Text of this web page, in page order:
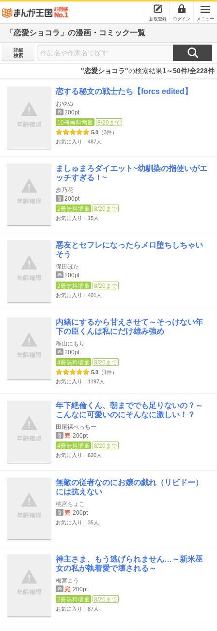
新規登録 ログイン メニュー
「恋愛ショコラ」の漫画・コミック一覧
詳細
検索
"恋愛ショコラ"の検索結果1～50件/全228件
恋する秘文の戦士たち【forcs edited】
おやぬ
巻 200pt
10冊無料増量
8/20まで
5.0 （3件）
お気に入り：487人
ましゅまろダイエット~幼馴染の指使いがエ
ッチすぎる！~
歩乃花
巻
200pt
2冊無料増量
8/20まで
お気に入り：15人
悪友とセフレになったらメロ堕ちしちゃい
そう
保田ほた
巻 200pt
2冊無料増量
8/20まで
お気に入り：401人
内緒にするから甘えさせて～そっけない年
下の臣くんは私にだけ雄み強め
稚山にもり
巻 200pt
4冊無料増量
8/20まで
5.0 （1件）
お気に入り：1197人
年下絶倫くん、朝まででも足りないの？～
こんなに可愛いのにそんなに激しい！？
田尾裸べっちー
巻 完 200pt
4冊無料増量
8/20まで
お気に入り：620人
無敵の従者なのにお嬢の戯れ（リビドー）
には抗えない
桃宮ちょこ
巻 完 200pt
お気に入り：35人
神主さま、もう逃げられません…～新米巫
女の私が執着愛で壊される～
梅宮こう
巻 完 200pt
2冊無料増量
8/20まで
お気に入り：87人